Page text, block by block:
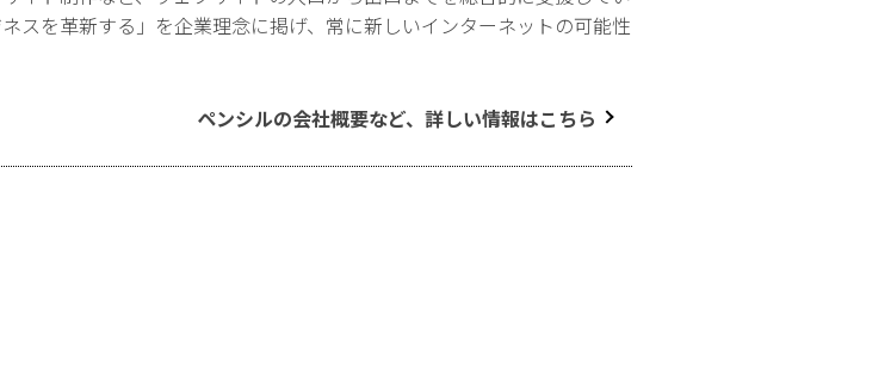
スを革新する」を企業理念に掲げ、常に新しいインターネットの可能性
ペンシルの会社概要など、詳しい情報はこちら